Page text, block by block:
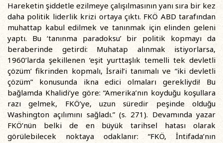
Hareketin şiddetle ezilmeye çalışılmasının yanı sıra bir kez
daha politik liderlik krizi ortaya çıktı. FKÖ ABD tarafından
muhattap kabul edilmek ve tanınmak için elinden geleni
yaptı. Bu ‘tanınma paradoksu’ bir politik kopmayı da
beraberinde getirdi: Muhatap alınmak istiyorlarsa,
1960’larda şekillenen ‘eşit yurttaşlık temelli tek devletli
çözüm’ fikrinden kopmalı, İsrail’i tanımalı ve “iki devletli
çözüm” konusunda ikna edici olmaları gerekliydi! Bu
bağlamda Khalidi’ye göre: “Amerika’nın koyduğu koşullara
razı gelmek, FKÖ’ye, uzun süredir peşinde olduğu
Washington açılımını sağladı.” (s. 271). Devamında yazar
FKÖ’nün belki de en büyük tarihsel hatası olarak
görülebilecek noktaya odaklanır: “FKÖ, İntifada’nın